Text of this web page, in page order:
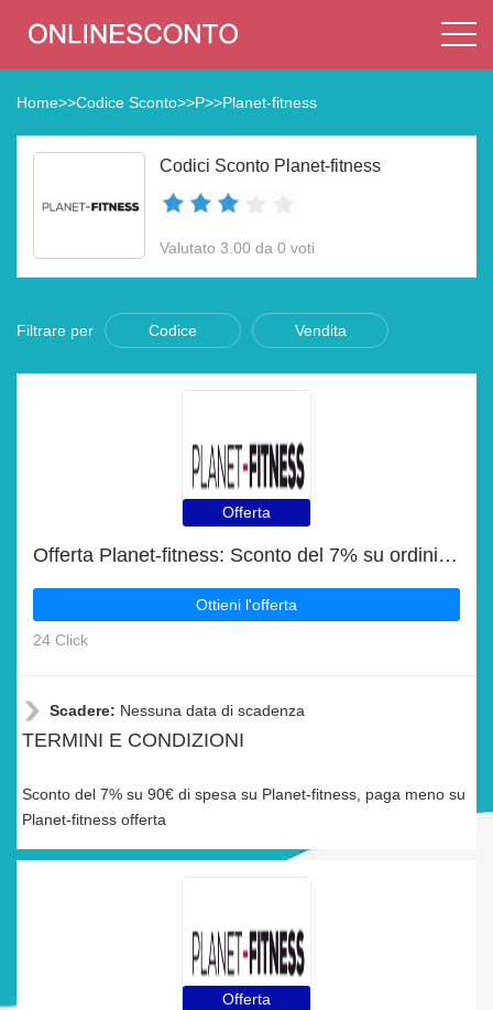
Home>>Codice Sconto>>P>>Planet-fitness
Codici Sconto Planet-fitness
Valutato 3.00 da 0 voti
Filtrare per Codice Vendita
Offerta
Offerta Planet-fitness: Sconto del 7% su ordini superiori a 90€
Ottieni l'offerta
24 Click
Scadere: Nessuna data di scadenza
TERMINI E CONDIZIONI
Sconto del 7% su 90€ di spesa su Planet-fitness, paga meno su
Planet-fitness offerta
Offerta